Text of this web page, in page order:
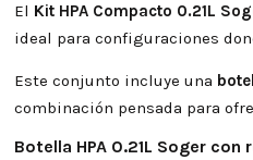
El Kit HPA Compacto 0.21L
ideal para configuraciones
Este conjunto incluye una
combinación pensada para
Botella HPA 0.21L Soger